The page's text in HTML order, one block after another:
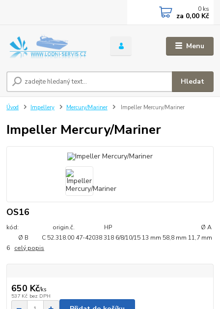
Menu
Hledat
0 ks
za 0,00 Kč
Úvod Impellery Mercury/Mariner Impeller Mercury/Mariner
Impeller Mercury/Mariner
OS16
kód: origin.č. HP Ø A
Ø B C 52.318.00 47-42038 318 6/8/10/15 13 mm 58,8 mm 11,7 mm
6 celý popis
650 Kč/ks
537 Kč bez DPH